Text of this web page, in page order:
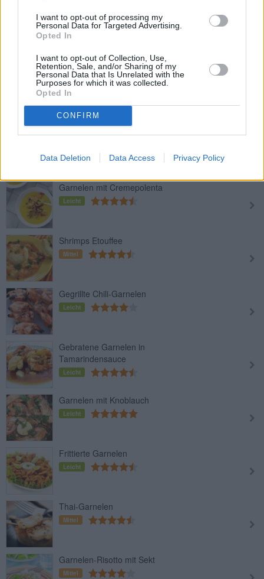
I want to opt-out of processing my
Personal Data for Targeted Advertising.
Opted In
I want to opt-out of Collection, Use,
Retention, Sale, and/or Sharing of my
Personal Data that Is Unrelated with the
Purposes for which it was collected.
Opted In
CONFIRM
Data Deletion Data Access Privacy Policy
Garnelen vom Grill
Frittierte Gambas
Mittel
Gebratene Garnelen oder Gambas
Leicht
Garnelen mit Cremepolenta
Leicht
Shrimps Etouffee
Mittel
Gegrillte Chili-Garnelen
Leicht
Gebratene Garnelen in
Tamarindensauce
Leicht
Garnelen mit Knoblauch
Leicht
Frittierte Garnelen
Leicht
Thai-Garnelen
Mittel
Garnelen-Risotto mit Sekt
Mittel